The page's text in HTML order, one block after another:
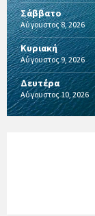
Σάββατο
Αύγουστος 8, 2026
Κυριακή
Αύγουστος 9, 2026
Δευτέρα
Αύγουστος 10, 2026